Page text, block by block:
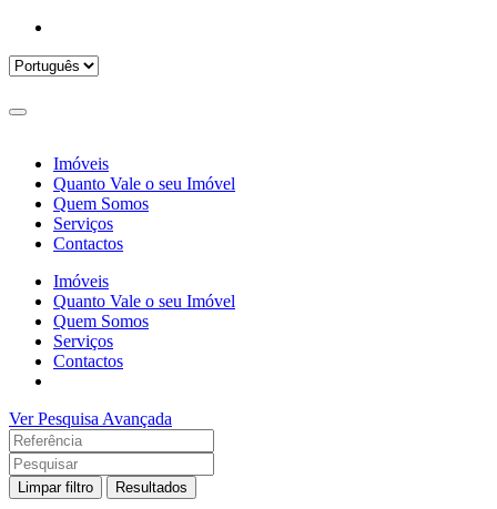
Imóveis
Quanto Vale o seu Imóvel
Quem Somos
Serviços
Contactos
Imóveis
Quanto Vale o seu Imóvel
Quem Somos
Serviços
Contactos
Ver Pesquisa Avançada
Limpar filtro Resultados